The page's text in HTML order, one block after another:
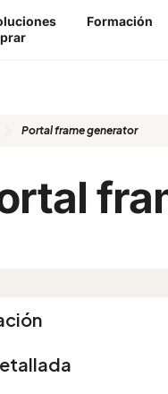
Formación
Portal frame generator